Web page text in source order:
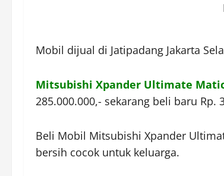
Mobil dijual di Jatipadang Jakarta
Mitsubishi Xpander Ultimate
285.000.000,- sekarang beli baru Rp.
Beli Mobil Mitsubishi Xpander
bersih cocok untuk keluarga.